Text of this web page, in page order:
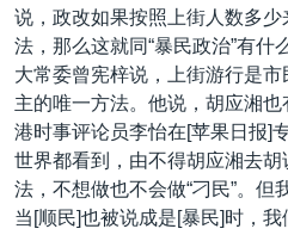
说，政改如果按照上街人数多
法，那么这就同“暴民政治”有什
大常委曾宪梓说，上街游行是
主的唯一方法。他说，胡应湘
港时事评论员李怡在[苹果日报]
世界都看到，由不得胡应湘去胡
法，不想做也不会做“刁民”。但
当[顺民]也被说成是[暴民]时，